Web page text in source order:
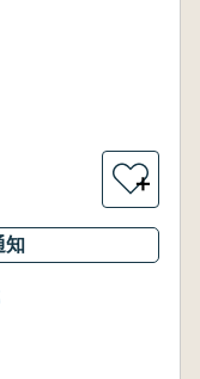
＋
知